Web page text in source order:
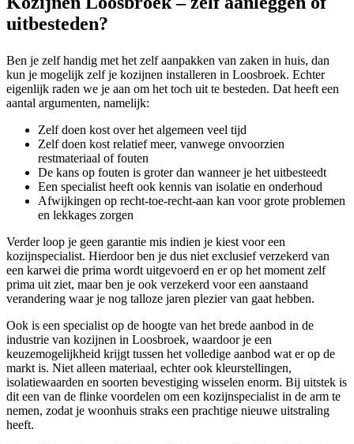
uitbesteden?
Ben je zelf handig met het zelf aanpakken van zaken in huis, dan
kun je mogelijk zelf je kozijnen installeren in Loosbroek. Echter
eigenlijk raden we je aan om het toch uit te besteden. Dat heeft een
aantal argumenten, namelijk:
Zelf doen kost over het algemeen veel tijd
Zelf doen kost relatief meer, vanwege onvoorzien
restmateriaal of fouten
De kans op fouten is groter dan wanneer je het uitbesteedt
Een specialist heeft ook kennis van isolatie en onderhoud
Afwijkingen op recht-toe-recht-aan kan voor grote problemen
en lekkages zorgen
Verder loop je geen garantie mis indien je kiest voor een
kozijnspecialist. Hierdoor ben je dus niet exclusief verzekerd van
een karwei die prima wordt uitgevoerd en er op het moment zelf
prima uit ziet, maar ben je ook verzekerd voor een aanstaand
verandering waar je nog talloze jaren plezier van gaat hebben.
Ook is een specialist op de hoogte van het brede aanbod in de
industrie van kozijnen in Loosbroek, waardoor je een
keuzemogelijkheid krijgt tussen het volledige aanbod wat er op de
markt is. Niet alleen materiaal, echter ook kleurstellingen,
isolatiewaarden en soorten bevestiging wisselen enorm. Bij uitstek is
dit een van de flinke voordelen om een kozijnspecialist in de arm te
nemen, zodat je woonhuis straks een prachtige nieuwe uitstraling
heeft.